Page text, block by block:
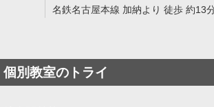
名鉄名古屋本線 加納より 徒歩 約13
個別教室のトライ